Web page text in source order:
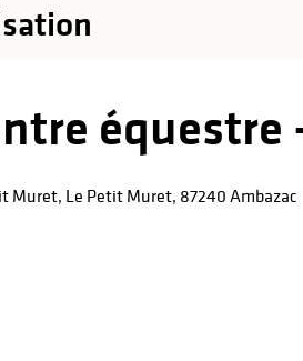
Muret, Le Petit Muret, 87240 Ambazac